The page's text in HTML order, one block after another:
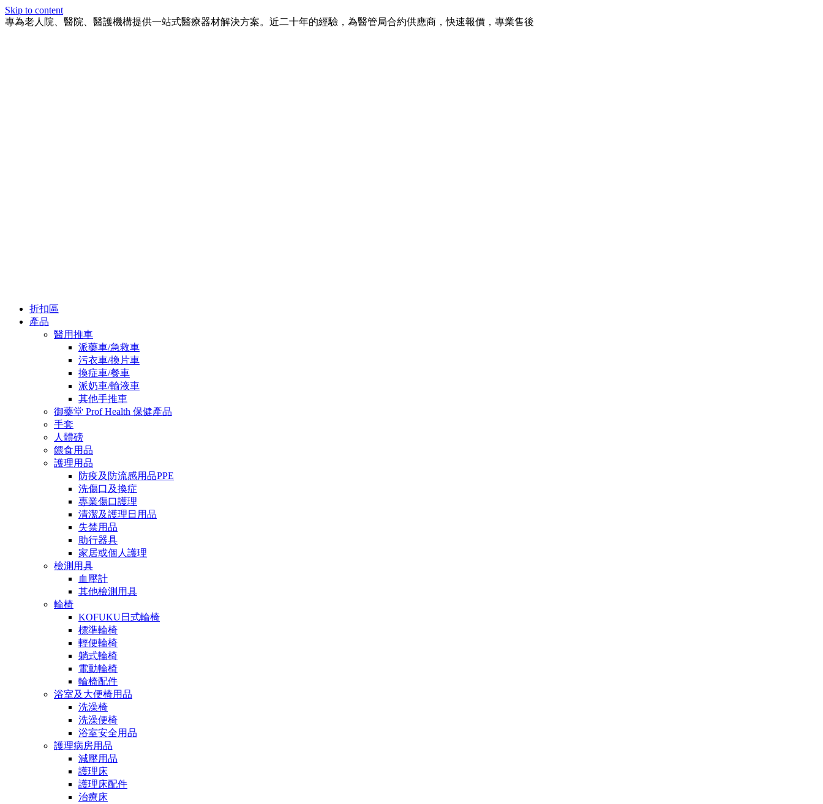
Skip to content
專為老人院、醫院、醫護機構提供一站式醫療器材解決方案。近二十年的經驗，為醫管局合約供應商，快速報價，專業售後
折扣區
產品
醫用推車
派藥車/急救車
污衣車/換片車
換症車/餐車
派奶車/輸液車
其他手推車
御藥堂 Prof Health 保健產品
手套
人體磅
餵食用品
護理用品
防疫及防流感用品PPE
洗傷口及換症
專業傷口護理
清潔及護理日用品
失禁用品
助行器具
家居或個人護理
檢測用具
血壓計
其他檢測用具
輪椅
KOFUKU日式輪椅
標準輪椅
輕便輪椅
躺式輪椅
電動輪椅
輪椅配件
浴室及大便椅用品
洗澡椅
洗澡便椅
浴室安全用品
護理病房用品
減壓用品
護理床
護理床配件
治療床